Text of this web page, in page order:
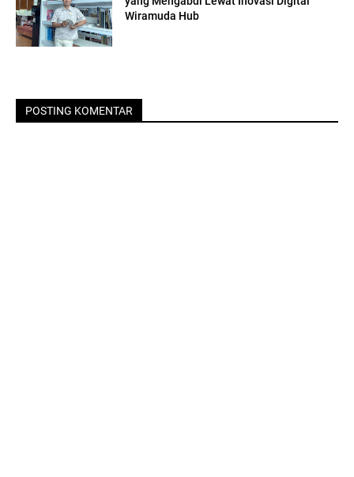
Wiramuda Hub
POSTING KOMENTAR